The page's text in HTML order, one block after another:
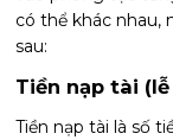
có thể khác nhau,
sau:
Tiền nạp tài
Tiền nạp tài là số